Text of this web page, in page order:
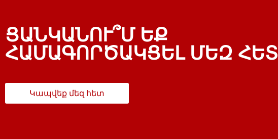
ՑԱՆԿԱՆՈՒ՞Մ ԵՔ
ՀԱՄԱԳՈՐԾԱԿՑԵԼ ՄԵԶ ՀԵՏ
Կապվեք մեզ հետ